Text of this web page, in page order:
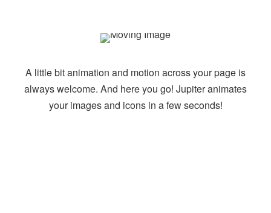
A little bit animation and motion across your page is
always welcome. And here you go! Jupiter animates
your images and icons in a few seconds!